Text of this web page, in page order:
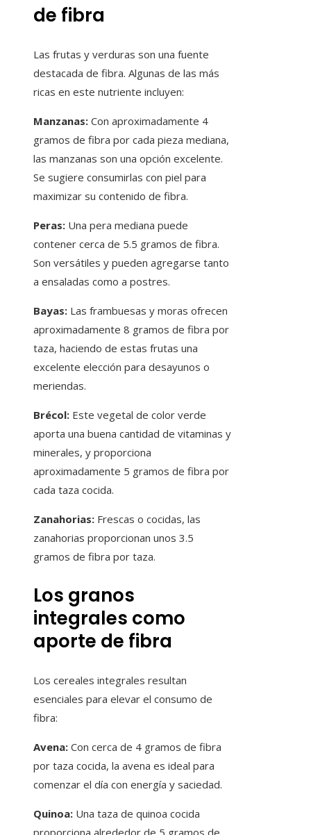
de fibra
Las frutas y verduras son una fuente
destacada de fibra. Algunas de las más
ricas en este nutriente incluyen:
Manzanas: Con aproximadamente 4
gramos de fibra por cada pieza mediana,
las manzanas son una opción excelente.
Se sugiere consumirlas con piel para
maximizar su contenido de fibra.
Peras: Una pera mediana puede
contener cerca de 5.5 gramos de fibra.
Son versátiles y pueden agregarse tanto
a ensaladas como a postres.
Bayas: Las frambuesas y moras ofrecen
aproximadamente 8 gramos de fibra por
taza, haciendo de estas frutas una
excelente elección para desayunos o
meriendas.
Brécol: Este vegetal de color verde
aporta una buena cantidad de vitaminas y
minerales, y proporciona
aproximadamente 5 gramos de fibra por
cada taza cocida.
Zanahorias: Frescas o cocidas, las
zanahorias proporcionan unos 3.5
gramos de fibra por taza.
Los granos
integrales como
aporte de fibra
Los cereales integrales resultan
esenciales para elevar el consumo de
fibra:
Avena: Con cerca de 4 gramos de fibra
por taza cocida, la avena es ideal para
comenzar el día con energía y saciedad.
Quinoa: Una taza de quinoa cocida